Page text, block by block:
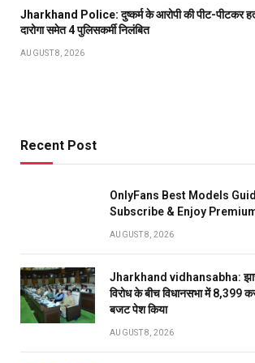
Jharkhand Police: दुष्कर्म के आरोपी की पीट-पीटकर
दारोगा समेत 4 पुलिसकर्मी निलंबित
AUGUST 8, 2026
Recent Post
OnlyFans Best Models
Subscribe & Enjoy
AUGUST 8, 2026
Jharkhand vidhansabha:
विरोध के बीच विधानसभा में 8,399
बजट पेश किया
AUGUST 8, 2026